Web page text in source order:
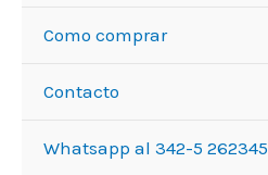
Como comprar
Contacto
Whatsapp al 342-5 262345